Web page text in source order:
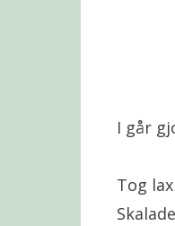
I går
Tog